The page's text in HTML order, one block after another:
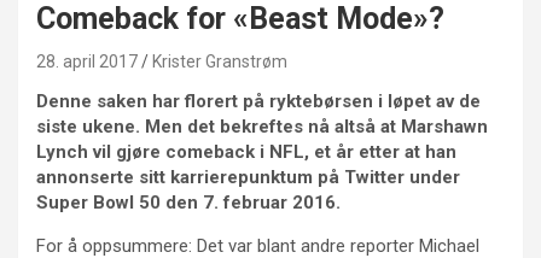
Comeback for «Beast Mode»?
28. april 2017 Krister Granstrøm
Denne saken har florert på ryktebørsen i løpet av de
siste ukene. Men det bekreftes nå altså at Marshawn
Lynch vil gjøre comeback i NFL, et år etter at han
annonserte sitt karrierepunktum på Twitter under
Super Bowl 50 den 7. februar 2016.
For å oppsummere: Det var blant andre reporter Michael